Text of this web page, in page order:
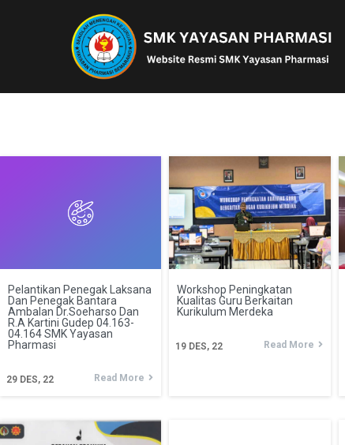
Pelantikan Penegak Laksana
Dan Penegak Bantara
Ambalan Dr.Soeharso Dan
R.A Kartini Gudep 04.163-
04.164 SMK Yayasan
Pharmasi
29 DES, 22 Read More
Workshop Peningkatan
Kualitas Guru Berkaitan
Kurikulum Merdeka
19 DES, 22 Read More